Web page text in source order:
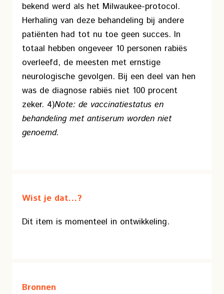
bekend werd als het Milwaukee-protocol.
Herhaling van deze behandeling bij andere
patiënten had tot nu toe geen succes. In
totaal hebben ongeveer 10 personen rabiës
overleefd, de meesten met ernstige
neurologische gevolgen. Bij een deel van hen
was de diagnose rabiës niet 100 procent
zeker. 4)Note: de vaccinatiestatus en
behandeling met antiserum worden niet
genoemd.
Wist je dat...?
Dit item is momenteel in ontwikkeling.
Bronnen